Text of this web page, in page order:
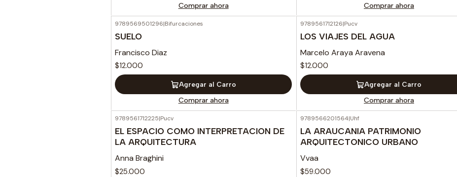
Comprar ahora Comprar ahora
9789569501296|Bifurcaciones
SUELO
Francisco Diaz
$12.000
Agregar al Carro
Comprar ahora
9789561712126|Pucv
LOS VIAJES DEL AGUA
Marcelo Araya Aravena
$12.000
Agregar al Carro
Comprar ahora
9789561712225|Pucv
EL ESPACIO COMO INTERPRETACION DE
LA ARQUITECTURA
Anna Braghini
$25.000
9789566201564|Uhf
LA ARAUCANIA PATRIMONIO
ARQUITECTONICO URBANO
Vvaa
$59.000